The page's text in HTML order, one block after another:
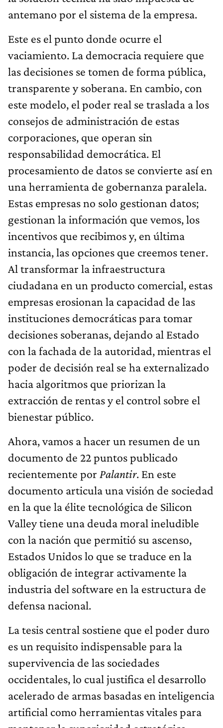
antemano por el sistema de la empresa.
Este es el punto donde ocurre el
vaciamiento. La democracia requiere que
las decisiones se tomen de forma pública,
transparente y soberana. En cambio, con
este modelo, el poder real se traslada a los
consejos de administración de estas
corporaciones, que operan sin
responsabilidad democrática. El
procesamiento de datos se convierte así en
una herramienta de gobernanza paralela.
Estas empresas no solo gestionan datos;
gestionan la información que vemos, los
incentivos que recibimos y, en última
instancia, las opciones que creemos tener.
Al transformar la infraestructura
ciudadana en un producto comercial, estas
empresas erosionan la capacidad de las
instituciones democráticas para tomar
decisiones soberanas, dejando al Estado
con la fachada de la autoridad, mientras el
poder de decisión real se ha externalizado
hacia algoritmos que priorizan la
extracción de rentas y el control sobre el
bienestar público.
Ahora, vamos a hacer un resumen de un
documento de 22 puntos publicado
recientemente por Palantir. En este
documento articula una visión de sociedad
en la que la élite tecnológica de Silicon
Valley tiene una deuda moral ineludible
con la nación que permitió su ascenso,
Estados Unidos lo que se traduce en la
obligación de integrar activamente la
industria del software en la estructura de
defensa nacional.
La tesis central sostiene que el poder duro
es un requisito indispensable para la
supervivencia de las sociedades
occidentales, lo cual justifica el desarrollo
acelerado de armas basadas en inteligencia
artificial como herramientas vitales para